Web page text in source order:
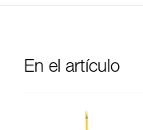
En el artículo